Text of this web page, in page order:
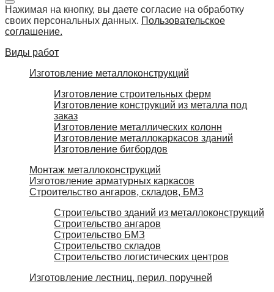
Нажимая на кнопку, вы даете согласие на обработку
своих персональных данных. Пользовательское
соглашение.
Виды работ
Изготовление металлоконструкций
Изготовление строительных ферм
Изготовление конструкций из металла под
заказ
Изготовление металлических колонн
Изготовление металлокаркасов зданий
Изготовление бигбордов
Монтаж металлоконструкций
Изготовление арматурных каркасов
Строительство ангаров, складов, БМЗ
Строительство зданий из металлоконструкций
Строительство ангаров
Строительство БМЗ
Строительство складов
Строительство логистических центров
Изготовление лестниц, перил, поручней